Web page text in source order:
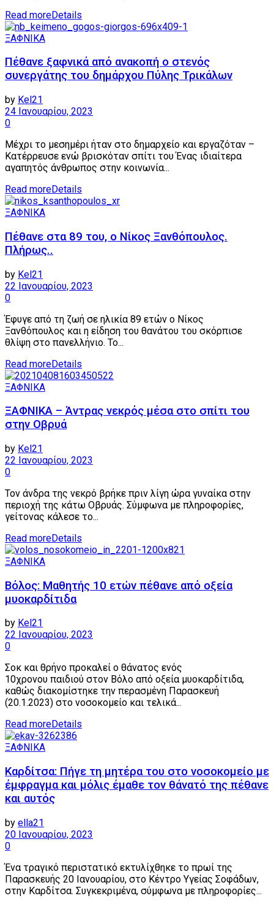
Read moreDetails
ΞΑΦΝΙΚΑ
Πέθανε ξαφνικά από ανακοπή ο στενός
συνεργάτης του δημάρχου Πύλης Τρικάλων
by Kel21
24 Ιανουαρίου, 2023
0
Μέχρι το μεσημέρι ήταν στο δημαρχείο και εργαζόταν –
Κατέρρευσε ενώ βρισκόταν σπίτι του Ένας ιδιαίτερα
αγαπητός άνθρωπος στην κοινωνία...
Read moreDetails
ΞΑΦΝΙΚΑ
Πέθανε στα 89 του, ο Νίκος Ξανθόπουλος.
Πλήρως..
by Kel21
22 Ιανουαρίου, 2023
0
Έφυγε από τη ζωή σε ηλικία 89 ετών ο Νίκος
Ξανθόπουλος και η είδηση του θανάτου του σκόρπισε
θλίψη στο πανελλήνιο. Το...
Read moreDetails
ΞΑΦΝΙΚΑ
ΞΑΦΝΙΚΑ – Άντρας νεκρός μέσα στο σπίτι του
στην Οβρυά
by Kel21
22 Ιανουαρίου, 2023
0
Τον άνδρα της νεκρό βρήκε πριν λίγη ώρα γυναίκα στην
περιοχή της κάτω Οβρυάς. Σύμφωνα με πληροφορίες,
γείτονας κάλεσε το...
Read moreDetails
ΞΑΦΝΙΚΑ
Βόλος: Μαθητής 10 ετών πέθανε από οξεία
μυοκαρδίτιδα
by Kel21
22 Ιανουαρίου, 2023
0
Σοκ και θρήνο προκαλεί ο θάνατος ενός
10χρονου παιδιού στον Βόλο από οξεία μυοκαρδίτιδα,
καθώς διακομίστηκε την περασμένη Παρασκευή
(20.1.2023) στο νοσοκομείο και τελικά...
Read moreDetails
ΞΑΦΝΙΚΑ
Καρδίτσα: Πήγε τη μητέρα του στο νοσοκομείο με
έμφραγμα και μόλις έμαθε τον θάνατό της πέθανε
και αυτός
by ella21
20 Ιανουαρίου, 2023
0
Ένα τραγικό περιστατικό εκτυλίχθηκε το πρωί της
Παρασκευής 20 Ιανουαρίου, στο Κέντρο Υγείας Σοφάδων,
στην Καρδίτσα. Συγκεκριμένα, σύμφωνα με πληροφορίες...